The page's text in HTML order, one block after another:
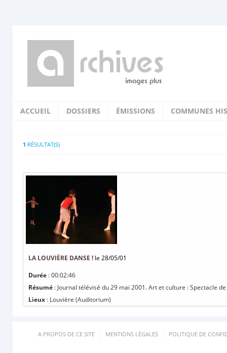
ACCUEIL DOSSIERS ÉMISSIONS COMMUNES
1 RÉSULTAT(S)
LA LOUVIÈRE DANSE ! le 28/05/01
Durée : 00:02:46
Résumé : Journal télévisé du 29 mai 2001. Art et culture : Spectacle
Lieux : Louvière (Auditorium)
A PROPOS DE CE SITE MENTIONS LÉGALES POLITIQUE DE